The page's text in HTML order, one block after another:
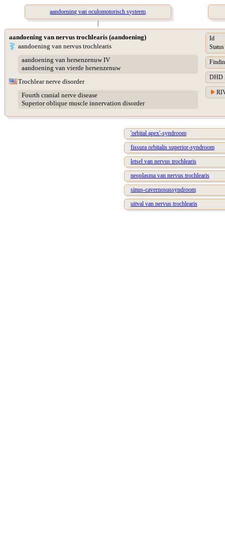
aandoening van oculomotorisch systeem
|
aandoening van nervus trochlearis (aandoening)
aandoening van nervus trochlearis
aandoening van hersenzenuw IV
aandoening van vierde hersenzenuw
Trochlear nerve disorder
Fourth cranial nerve disease
Superior oblique muscle innervation disorder
Id
Status
DHD
'orbital apex'-syndroom
fissura orbitalis superior-syndroom
letsel van nervus trochlearis
neoplasma van nervus trochlearis
sinus-cavernosussyndroom
uitval van nervus trochlearis